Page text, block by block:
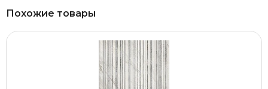
Похожие товары